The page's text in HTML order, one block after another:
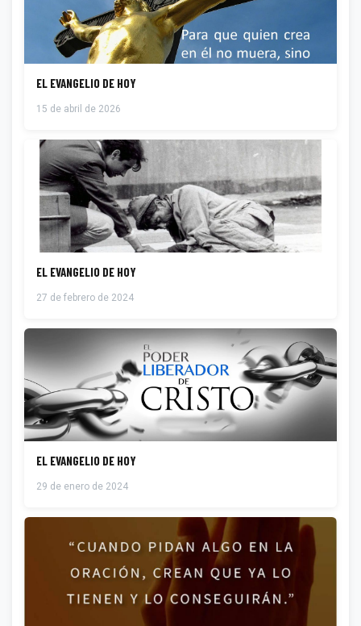
EL EVANGELIO DE HOY
15 de abril de 2026
EL EVANGELIO DE HOY
27 de febrero de 2024
EL EVANGELIO DE HOY
29 de enero de 2024